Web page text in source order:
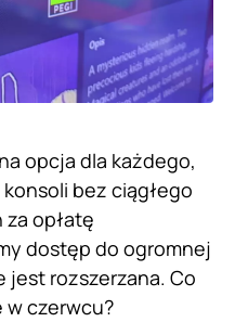
opcja dla każdego,
bez ciągłego
za opłatę
dostęp do ogromnej
jest rozszerzana. Co
czerwcu?